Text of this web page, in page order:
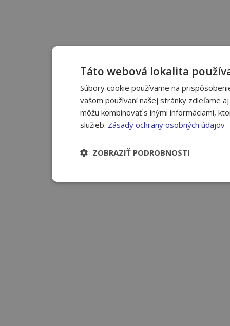
Táto webová lokalita
Súbory cookie používame na
vašom používaní našej stránky zdieľame
môžu kombinovať s inými informáciami,
služieb. Zásady ochrany osobných údajov
ZOBRAZIŤ PODROBNOSTI